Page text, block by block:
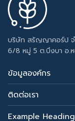
บริษัท สรัญญาคอร์ป
6/8 หมู่ 5 ต.บึงบา อ.ห
ข้อมูลองค์กร
ติดต่อเรา
อีเมล:
โทรศัพท์:0915265156
Example Heading